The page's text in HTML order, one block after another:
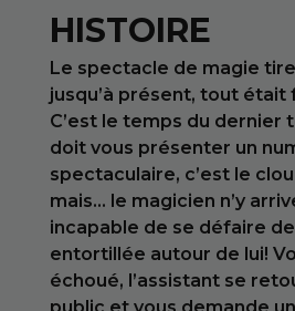
HISTOIRE
Le spectacle de magie
jusqu’à présent, tout était
C’est le temps du dernier
doit vous présenter un
spectaculaire, c’est le
mais… le magicien n’y
incapable de se défaire
entortillée autour de lui!
échoué, l’assistant se